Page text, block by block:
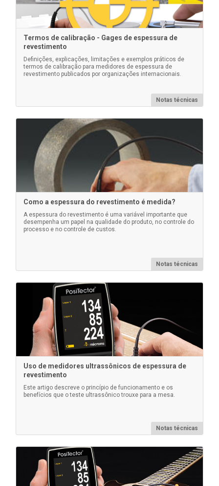
Kit de alimentação CA
operado por bateria. Opere seu medidor sem a
necessidade de baterias.
Saiba mais
Malas Pelican para kits de inspeção
Estojos Pelican resistentes e à prova d'água,
completos com uma inserção de espuma
personalizada para segurar com segurança seu
instrumento PosiTector .
Saiba mais
Acoplador ultrassônico
Todos os PosiTector 200 e PosiTector UTG são
enviados com (1) frasco de acoplamento ultrassônico.
Termos de calibração - Gages de espessura de
revestimento
Definições, explicações, limitações e exemplos práticos de
termos de calibração para medidores de espessura de
revestimento publicados por organizações internacionais.
Notas técnicas
Como a espessura do revestimento é medida?
A espessura do revestimento é uma variável importante que
desempenha um papel na qualidade do produto, no controle do
processo e no controle de custos.
Notas técnicas
Uso de medidores ultrassônicos de espessura de
revestimento
Este artigo descreve o princípio de funcionamento e os
benefícios que o teste ultrassônico trouxe para a mesa.
Notas técnicas